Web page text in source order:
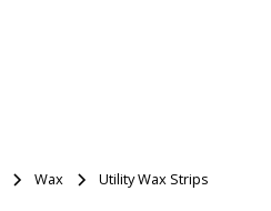
Wax Utility Wax Strips